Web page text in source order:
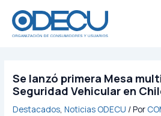
contenido
Se lanzó primera Mesa
Seguridad Vehicular en
Destacados,Noticias ODECU / Por